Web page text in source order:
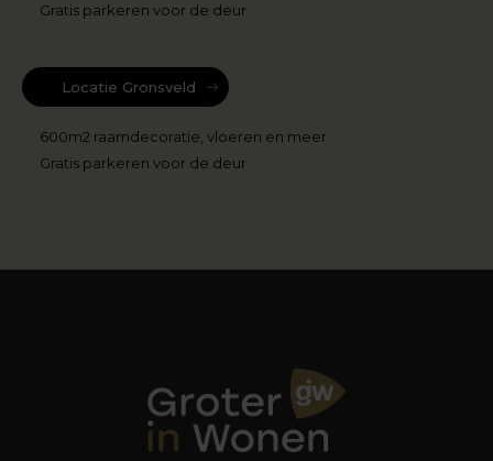
Gratis parkeren voor de deur
Locatie Gronsveld
600m2 raamdecoratie, vloeren en meer
Gratis parkeren voor de deur